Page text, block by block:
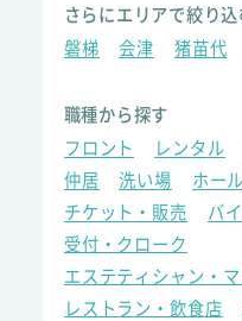
さらにエリアで絞り
磐梯
会津 猪苗代
職種から探す
フロント
レンタル
仲居
洗い場 ホール
チケット・販売
バ
受付・クローク
エステティシャン・
レストラン・飲食店